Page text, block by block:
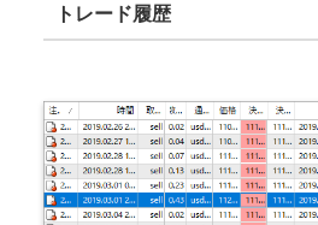
トレード履歴